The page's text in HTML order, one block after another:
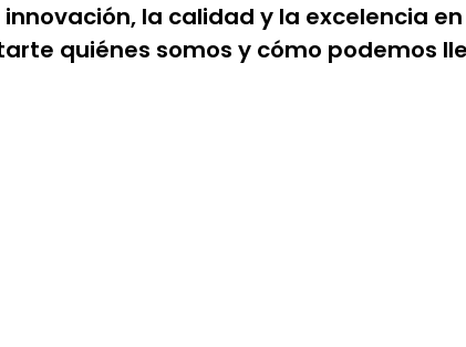
la calidad y la excelencia en
quiénes somos y cómo podemos